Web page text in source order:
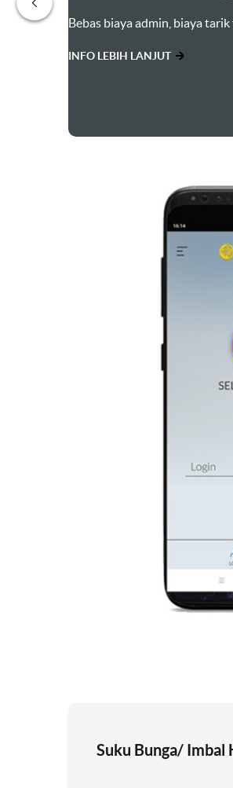
Bebas hingga 20x transaksi
INFO LEBIH LANJUT
Suku Bunga/ Imbal